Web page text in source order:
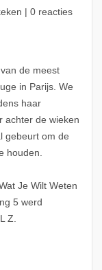
| 0 reacties
de meest
in Parijs. We
haar
achter de wieken
gebeurt om de
houden.
Je Wilt Weten
5 werd
Z.